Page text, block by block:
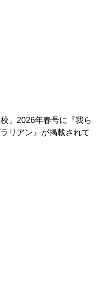
校」2026年春号に『我ら
リアン』が掲載されて